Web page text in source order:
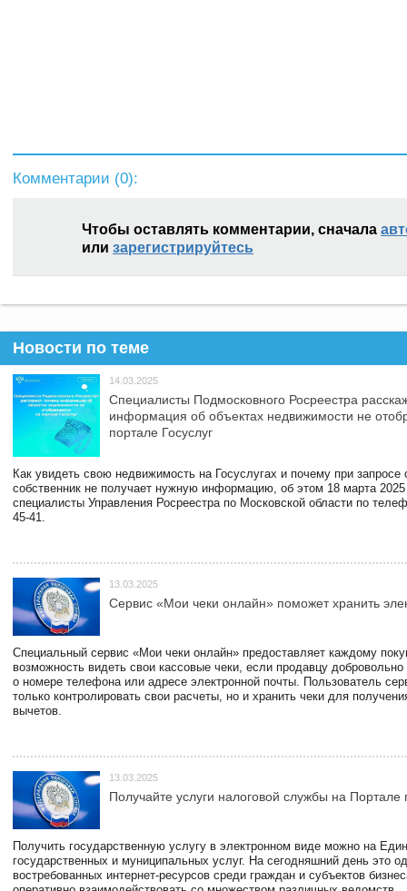
Комментарии (0):
Чтобы оставлять комментарии, сначала
или зарегистрируйтесь
Новости по теме
14.03.2025
Специалисты Подмосковного Росреестра
информация об объектах недвижимости не
портале Госуслуг
Как увидеть свою недвижимость на Госуслугах и почему при запросе
собственник не получает нужную информацию, об этом 18 марта 2025
специалисты Управления Росреестра по Московской области по
45-41.
13.03.2025
Сервис «Мои чеки онлайн» поможет хранить
Специальный сервис «Мои чеки онлайн» предоставляет каждому
возможность видеть свои кассовые чеки, если продавцу
о номере телефона или адресе электронной почты. Пользователь
только контролировать свои расчеты, но и хранить чеки для
вычетов.
13.03.2025
Получайте услуги налоговой службы на Портале
Получить государственную услугу в электронном виде можно на
государственных и муниципальных услуг. На сегодняшний день это
востребованных интернет-ресурсов среди граждан и субъектов